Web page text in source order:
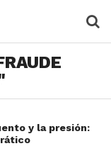
y la presión: